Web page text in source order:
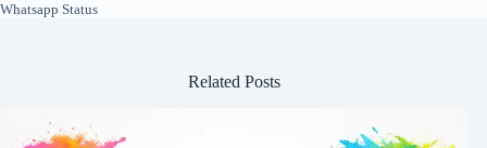
Whatsapp Status
Related Posts